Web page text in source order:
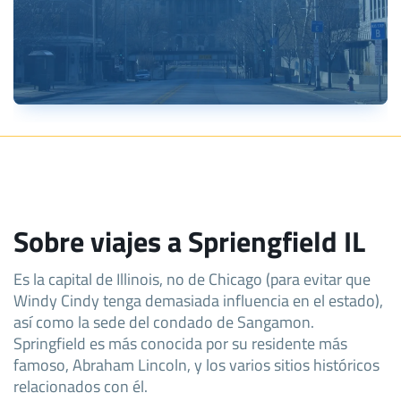
Sobre viajes a Spriengfield IL
Es la capital de Illinois, no de Chicago (para evitar que
Windy Cindy tenga demasiada influencia en el estado),
así como la sede del condado de Sangamon.
Springfield es más conocida por su residente más
famoso, Abraham Lincoln, y los varios sitios históricos
relacionados con él.